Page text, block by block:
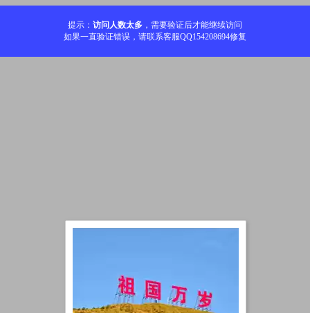
提示： 访问人数太多 ，需要验证后才能继续访问
如果一直验证错误，请联系客服QQ154208694修复